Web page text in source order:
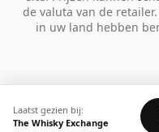
Laatst gezien bij:
The Whisky Exchange
de valuta van de
in uw land hebben